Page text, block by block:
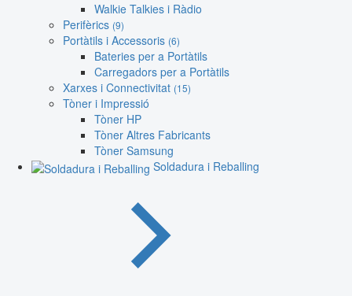
Walkie Talkies i Ràdio
Perifèrics (9)
Portàtils i Accessoris (6)
Bateries per a Portàtils
Carregadors per a Portàtils
Xarxes i Connectivitat (15)
Tòner i Impressió
Tòner HP
Tòner Altres Fabricants
Tòner Samsung
Soldadura i Reballing